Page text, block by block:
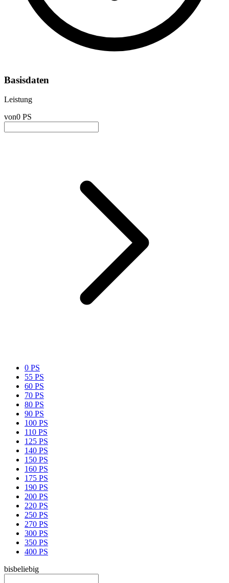
Basisdaten
Leistung
von0 PS
0 PS
55 PS
60 PS
70 PS
80 PS
90 PS
100 PS
110 PS
125 PS
140 PS
150 PS
160 PS
175 PS
190 PS
200 PS
220 PS
250 PS
270 PS
300 PS
350 PS
400 PS
bisbeliebig